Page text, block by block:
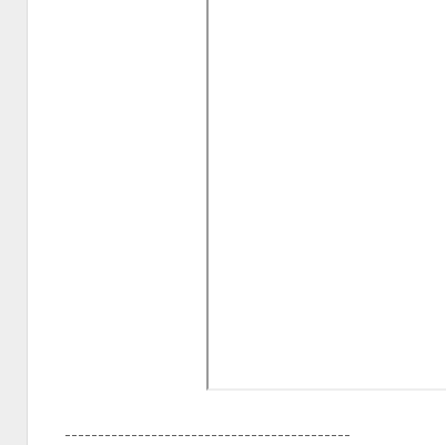
-------------------------------------------